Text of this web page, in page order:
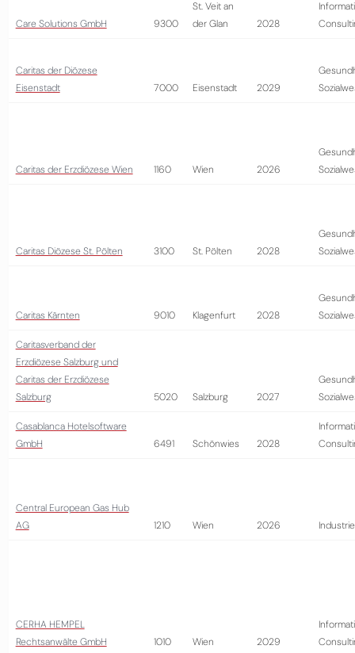
Care Solutions GmbH 9300
St. Veit an
der Glan
2028
Caritas der Diözese
Eisenstadt
7000 Eisenstadt 2029
Caritas der Erzdiözese Wien 1160 Wien 2026
Caritas Diözese St. Pölten 3100 St. Pölten 2028
Caritas Kärnten 9010 Klagenfurt 2028
Caritasverband der
Erzdiözese Salzburg und
Caritas der Erzdiözese
Salzburg
5020 Salzburg 2027
Casablanca Hotelsoftware
GmbH
6491 Schönwies 2028
Central European Gas Hub
AG
1210 Wien 2026 Industrie
CERHA HEMPEL
Rechtsanwälte GmbH
1010 Wien 2029